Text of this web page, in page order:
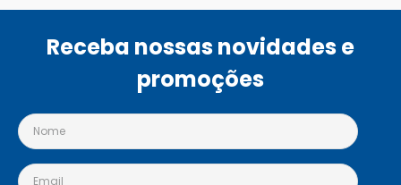
Receba nossas novidades e
promoções